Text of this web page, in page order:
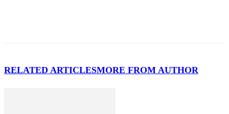
RELATED ARTICLESMORE FROM AUTHOR